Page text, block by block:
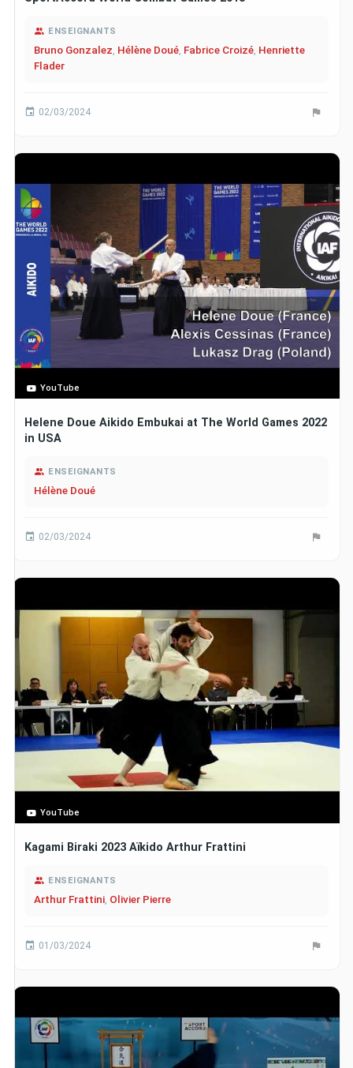
ENSEIGNANTS
Bruno Gonzalez Hélène Doué Fabrice Croizé Henriette
Flader
02/03/2024
YouTube
Helene Doue Aikido Embukai at The World Games 2022
in USA
ENSEIGNANTS
Hélène Doué
02/03/2024
YouTube
Kagami Biraki 2023 Aïkido Arthur Frattini
ENSEIGNANTS
Arthur Frattini, Olivier Pierre
01/03/2024